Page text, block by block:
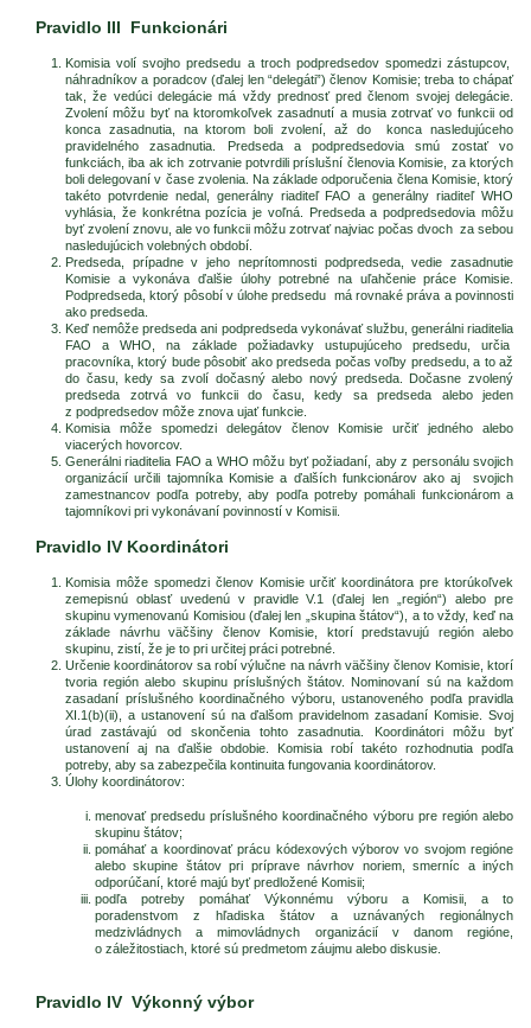
Pravidlo III Funkcionári
Komisia volí svojho predsedu a troch podpredsedov spomedzi zástupcov,
náhradníkov a poradcov (ďalej len “delegáti”) členov Komisie; treba to chápať
tak, že vedúci delegácie má vždy prednosť pred členom svojej delegácie.
Zvolení môžu byť na ktoromkoľvek zasadnutí a musia zotrvať vo funkcii od
konca zasadnutia, na ktorom boli zvolení, až do konca nasledujúceho
pravidelného zasadnutia. Predseda a podpredsedovia smú zostať vo
funkciách, iba ak ich zotrvanie potvrdili príslušní členovia Komisie, za ktorých
boli delegovaní v čase zvolenia. Na základe odporučenia člena Komisie, ktorý
takéto potvrdenie nedal, generálny riaditeľ FAO a generálny riaditeľ WHO
vyhlásia, že konkrétna pozícia je voľná. Predseda a podpredsedovia môžu
byť zvolení znovu, ale vo funkcii môžu zotrvať najviac počas dvoch za sebou
nasledujúcich volebných období.
Predseda, prípadne v jeho neprítomnosti podpredseda, vedie zasadnutie
Komisie a vykonáva ďalšie úlohy potrebné na uľahčenie práce Komisie.
Podpredseda, ktorý pôsobí v úlohe predsedu má rovnaké práva a povinnosti
ako predseda.
Keď nemôže predseda ani podpredseda vykonávať službu, generálni riaditelia
FAO a WHO, na základe požiadavky ustupujúceho predsedu, určia
pracovníka, ktorý bude pôsobiť ako predseda počas voľby predsedu, a to až
do času, kedy sa zvolí dočasný alebo nový predseda. Dočasne zvolený
predseda zotrvá vo funkcii do času, kedy sa predseda alebo jeden
z podpredsedov môže znova ujať funkcie.
Komisia môže spomedzi delegátov členov Komisie určiť jedného alebo
viacerých hovorcov.
Generálni riaditelia FAO a WHO môžu byť požiadaní, aby z personálu svojich
organizácií určili tajomníka Komisie a ďalších funkcionárov ako aj svojich
zamestnancov podľa potreby, aby podľa potreby pomáhali funkcionárom a
tajomníkovi pri vykonávaní povinností v Komisii.
Pravidlo IV Koordinátori
Komisia môže spomedzi členov Komisie určiť koordinátora pre ktorúkoľvek
zemepisnú oblasť uvedenú v pravidle V.1 (ďalej len „región“) alebo pre
skupinu vymenovanú Komisiou (ďalej len „skupina štátov“), a to vždy, keď na
základe návrhu väčšiny členov Komisie, ktorí predstavujú región alebo
skupinu, zistí, že je to pri určitej práci potrebné.
Určenie koordinátorov sa robí výlučne na návrh väčšiny členov Komisie, ktorí
tvoria región alebo skupinu príslušných štátov. Nominovaní sú na každom
zasadaní príslušného koordinačného výboru, ustanoveného podľa pravidla
XI.1(b)(ii), a ustanovení sú na ďalšom pravidelnom zasadaní Komisie. Svoj
úrad zastávajú od skončenia tohto zasadnutia. Koordinátori môžu byť
ustanovení aj na ďalšie obdobie. Komisia robí takéto rozhodnutia podľa
potreby, aby sa zabezpečila kontinuita fungovania koordinátorov.
Úlohy koordinátorov:
menovať predsedu príslušného koordinačného výboru pre región alebo
skupinu štátov;
pomáhať a koordinovať prácu kódexových výborov vo svojom regióne
alebo skupine štátov pri príprave návrhov noriem, smerníc a iných
odporúčaní, ktoré majú byť predložené Komisii;
podľa potreby pomáhať Výkonnému výboru a Komisii, a to
poradenstvom z hľadiska štátov a uznávaných regionálnych
medzivládnych a mimovládnych organizácií v danom regióne,
o záležitostiach, ktoré sú predmetom záujmu alebo diskusie.
Pravidlo IV Výkonný výbor